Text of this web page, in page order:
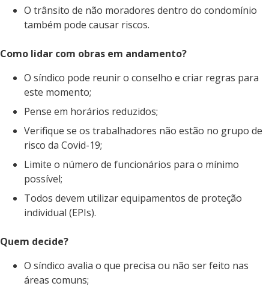
O trânsito de não moradores dentro do condomínio
também pode causar riscos.
Como lidar com obras em andamento?
O síndico pode reunir o conselho e criar regras para
este momento;
Pense em horários reduzidos;
Verifique se os trabalhadores não estão no grupo de
risco da Covid-19;
Limite o número de funcionários para o mínimo
possível;
Todos devem utilizar equipamentos de proteção
individual (EPIs).
Quem decide?
O síndico avalia o que precisa ou não ser feito nas
áreas comuns;